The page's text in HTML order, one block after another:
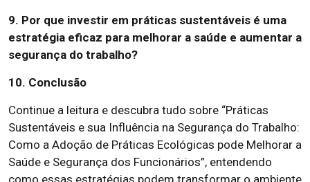
9. Por que investir em práticas sustentáveis é uma
estratégia eficaz para melhorar a saúde e aumentar a
segurança do trabalho?
10. Conclusão
Continue a leitura e descubra tudo sobre “Práticas
Sustentáveis e sua Influência na Segurança do Trabalho:
Como a Adoção de Práticas Ecológicas pode Melhorar a
Saúde e Segurança dos Funcionários”, entendendo
como essas estratégias podem transformar o ambiente